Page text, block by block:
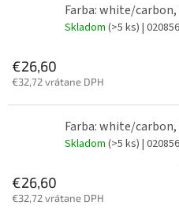
Farba: white/
Skladom (>5 ks) |
€26,60
€32,72 vrátane DPH
Farba: white/carbon,
Skladom (>5 ks) |
€26,60
€32,72 vrátane DPH